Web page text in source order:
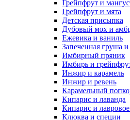
Грейпфрут и
Грейпфрут и мята
Детская присыпка
Дубовый мох и
Ежевика и ваниль
Запеченная груша
Имбирный пряник
Имбирь и
Инжир и карамель
Инжир и ревень
Карамельный
Кипарис и лаванда
Кипарис и
Клюква и специи